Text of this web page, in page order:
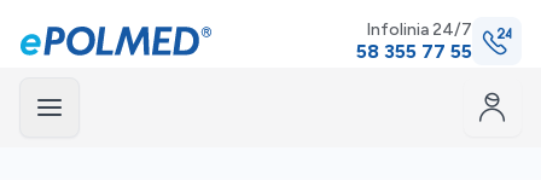
Infolinia 24/7
58 355 77 55